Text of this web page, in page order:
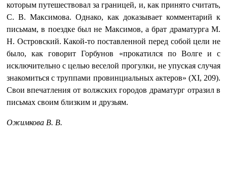
которым путешествовал за границей, и, как принято считать,
С. В. Максимова. Однако, как доказывает комментарий к
письмам, в поездке был не Максимов, а брат драматурга М.
Н. Островский. Какой-то поставленной перед собой цели не
было, как говорит Горбунов «прокатился по Волге и с
исключительно с целью веселой прогулки, не упуская случая
знакомиться с труппами провинциальных актеров» (XI, 209).
Свои впечатления от волжских городов драматург отразил в
письмах своим близким и друзьям.
Ожимкова В. В.